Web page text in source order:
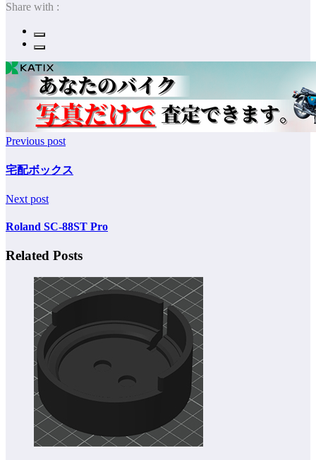
Share with :
Previous post
宅配ボックス
Next post
Roland SC-88ST Pro
Related Posts